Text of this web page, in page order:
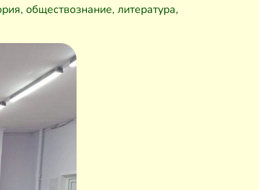
обществознание, литература,